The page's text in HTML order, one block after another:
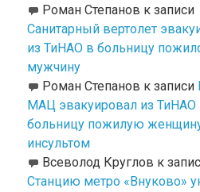
Роман Степанов к записи
Санитарный вертолет
из ТиНАО в больницу
мужчину
Роман Степанов к записи
МАЦ эвакуировал из ТиНАО
больницу пожилую
инсультом
Всеволод Круглов к
Станцию метро «Внуково»